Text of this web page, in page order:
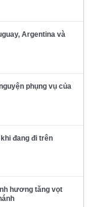
Argentina và
phụng vụ của
đang đi trên
hương tăng vọt